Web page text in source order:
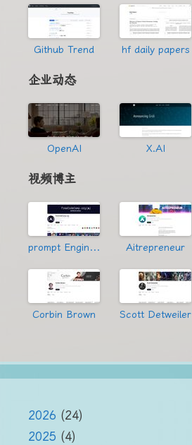
Github Trend hf daily papers
企业动态
OpenAI X.AI
视频博主
prompt Engineering Aitrepreneur
Corbin Brown Scott Detweiler
2026 (24)
2025 (4)